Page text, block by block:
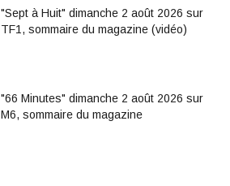
"Sept à Huit" dimanche 2 août 2026 sur
TF1, sommaire du magazine (vidéo)
"66 Minutes" dimanche 2 août 2026 sur
M6, sommaire du magazine